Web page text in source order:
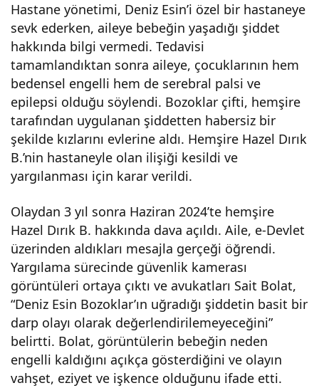
Hastane yönetimi, Deniz Esin’i özel bir hastaneye
sevk ederken, aileye bebeğin yaşadığı şiddet
hakkında bilgi vermedi. Tedavisi
tamamlandıktan sonra aileye, çocuklarının hem
bedensel engelli hem de serebral palsi ve
epilepsi olduğu söylendi. Bozoklar çifti, hemşire
tarafından uygulanan şiddetten habersiz bir
şekilde kızlarını evlerine aldı. Hemşire Hazel Dırık
B.’nin hastaneyle olan ilişiği kesildi ve
yargılanması için karar verildi.
Olaydan 3 yıl sonra Haziran 2024’te hemşire
Hazel Dırık B. hakkında dava açıldı. Aile, e-Devlet
üzerinden aldıkları mesajla gerçeği öğrendi.
Yargılama sürecinde güvenlik kamerası
görüntüleri ortaya çıktı ve avukatları Sait Bolat,
“Deniz Esin Bozoklar’ın uğradığı şiddetin basit bir
darp olayı olarak değerlendirilemeyeceğini”
belirtti. Bolat, görüntülerin bebeğin neden
engelli kaldığını açıkça gösterdiğini ve olayın
vahşet, eziyet ve işkence olduğunu ifade etti.
ktı.